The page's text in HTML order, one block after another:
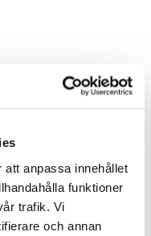
att anpassa innehållet
funktioner
trafik. Vi
och annan
är märkta